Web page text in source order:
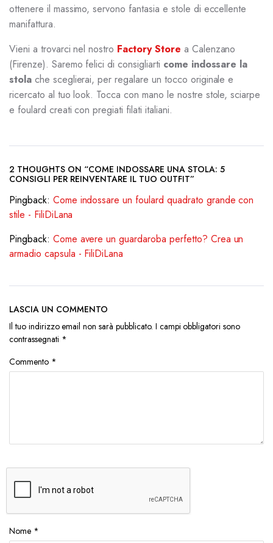
ottenere il massimo, servono fantasia e stole di eccellente
manifattura.
Vieni a trovarci nel nostro Factory Store a Calenzano
(Firenze). Saremo felici di consigliarti come indossare la
stolache sceglierai, per regalare un tocco originale e
ricercato al tuo look. Tocca con mano le nostre stole, sciarpe
e foulard creati con pregiati filati italiani.
2 THOUGHTS ON “COME INDOSSARE UNA STOLA: 5
CONSIGLI PER REINVENTARE IL TUO OUTFIT”
Pingback: Come indossare un foulard quadrato grande con
stile - FiliDiLana
Pingback: Come avere un guardaroba perfetto? Crea un
armadio capsula - FiliDiLana
LASCIA UN COMMENTO
Il tuo indirizzo email non sarà pubblicato. I campi obbligatori sono
contrassegnati *
Commento *
Nome *